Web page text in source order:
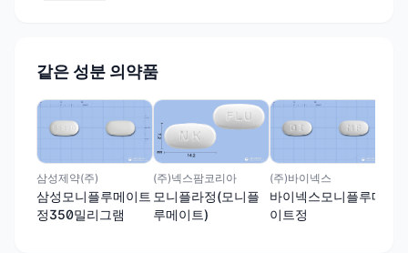
같은 성분 의약품
삼성제약(주)
삼성모니플루메이트
정350밀리그램
(주)넥스팜코리아
모니플라정(모니플
루메이트)
(주)바이넥스
바이넥스모니플루메
이트정